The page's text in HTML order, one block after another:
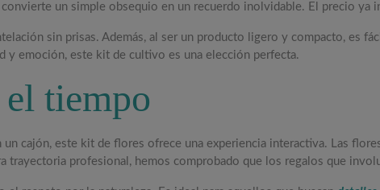
un simple obsequio en un recuerdo inolvidable. El precio ya
sin prisas. Además, al ser un producto ligero y compacto, es
y emoción, este kit de cultivo es una elección perfecta.
tiempo
un cajón, este kit de flores ofrece una experiencia interactiva. Las
trayectoria profesional, hemos comprobado que los regalos que